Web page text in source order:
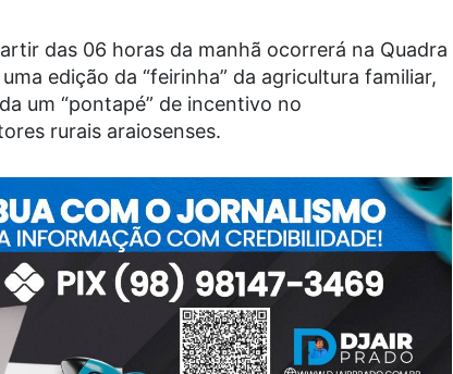
das 06 horas da manhã ocorrerá na Quadra
edição da “feirinha” da agricultura familiar,
um “pontapé” de incentivo no
rurais araiosenses.